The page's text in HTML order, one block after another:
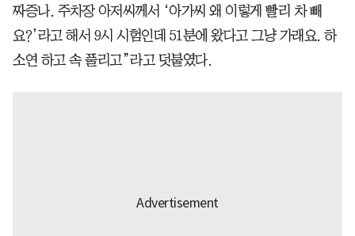
짜증나. 주차장 아저씨께서 ‘아가씨 왜 이렇게 빨리 차 빼
요?’라고 해서 9시 시험인데 51분에 왔다고 그냥 가래요. 하
소연 하고 속 풀리고”라고 덧붙였다.